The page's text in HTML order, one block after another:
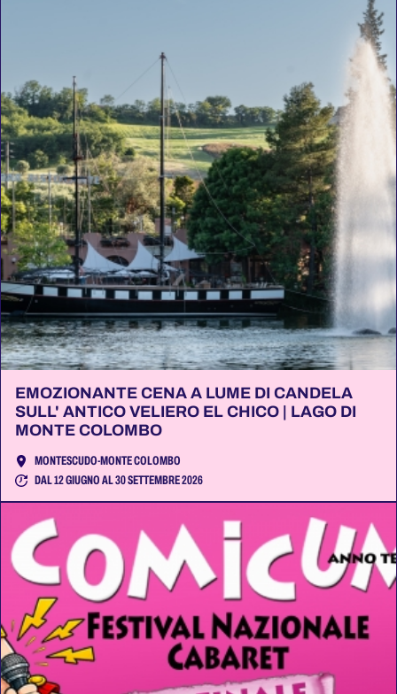
EMOZIONANTE CENA A LUME DI CANDELA
SULL' ANTICO VELIERO EL CHICO | LAGO DI
MONTE COLOMBO
MONTESCUDO-MONTE COLOMBO
DAL 12 GIUGNO AL 30 SETTEMBRE 2026